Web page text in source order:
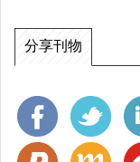
分享刊物